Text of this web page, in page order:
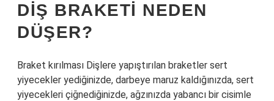
DIŞ BRAKETI NEDEN
DÜŞER?
Braket kırılması Dişlere yapıştırılan braketler sert
yiyecekler yediğinizde, darbeye maruz kaldığınızda, sert
yiyecekleri çiğnediğinizde, ağzınızda yabancı bir cisimle